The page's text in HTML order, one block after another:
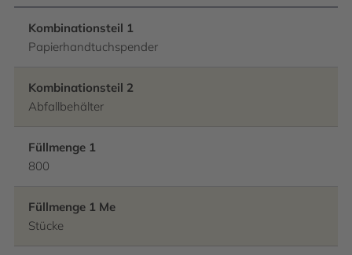
Kombinationsteil 1
Papierhandtuchspender
Kombinationsteil 2
Abfallbehälter
Füllmenge 1
800
Füllmenge 1 Me
Stücke